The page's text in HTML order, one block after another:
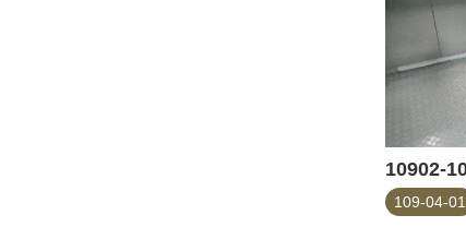
109-04-01